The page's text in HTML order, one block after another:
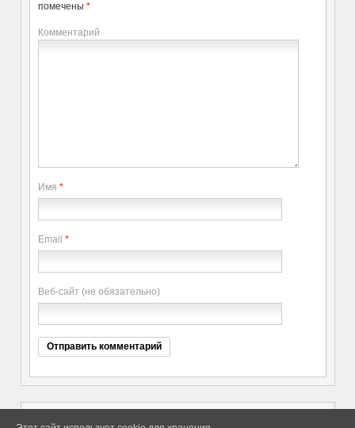
помечены *
Комментарий
Имя *
Email *
Веб-сайт (не обязательно)